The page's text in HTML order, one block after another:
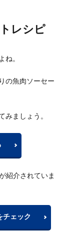
レシピ
ね。
の魚肉ソーセー
みましょう。
紹介されていま
チェック